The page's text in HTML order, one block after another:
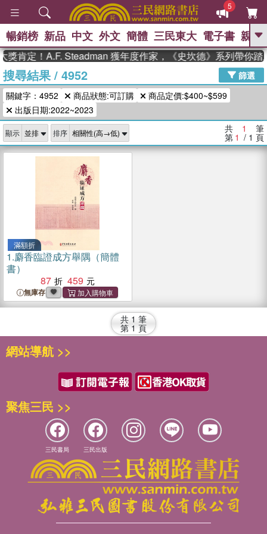
5
GO
高希均教授回憶錄
、 The Odyssey 、 父親節 、 如果歷
史是一群喵 、 暑期推薦 、 國際布克
登輝時代 、 數學女孩：黎曼猜想 、
偉大的迷走神經
暢銷榜 新品 中文 外文 簡體 三民東大 電子書 親子
獎肯定！A.F. Steadman 獲年度作家，《史坎德》系列帶你踏
搜尋結果/ 4952
篩選
關鍵字：4952
商品狀態:可訂購
商品定價:$400~$599
出版日期:2022~2023
顯示 排序 共 1 筆
第 1 / 1 頁
滿額折
1.麝香臨證成方舉隅（簡體
書）
87
459
無庫存
共 1 筆
第 1 頁
網站導航 >>
聚焦三民 >>
三民書局 三民出版